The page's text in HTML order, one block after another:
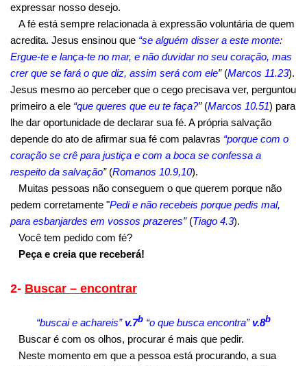
expressar nosso desejo.
A fé está sempre relacionada à expressão voluntária de quem
acredita. Jesus ensinou que “se alguém disser a este monte:
Ergue-te e lança-te no mar, e não duvidar no seu coração, mas
crer que se fará o que diz, assim será com ele”(Marcos 11.23).
Jesus mesmo ao perceber que o cego precisava ver, perguntou
primeiro a ele “que queres que eu te faça?”(Marcos 10.51) para
lhe dar oportunidade de declarar sua fé. A própria salvação
depende do ato de afirmar sua fé com palavras “porque com o
coração se crê para justiça e com a boca se confessa a
respeito da salvação”(Romanos 10.9,10).
Muitas pessoas não conseguem o que querem porque não
pedem corretamente "Pedi e não recebeis porque pedis mal,
para esbanjardes em vossos prazeres” (Tiago 4.3).
Você tem pedido com fé?
Peça e creia que receberá!
2- Buscar – encontrar
“buscai e achareis” v.7b “o que busca encontra”v.8b
Buscar é com os olhos, procurar é mais que pedir.
Neste momento em que a pessoa está procurando, a sua